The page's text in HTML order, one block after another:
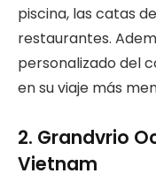
piscina, las catas
restaurantes.
personalizado del
en su viaje más
2. Grandvrio
Vietnam